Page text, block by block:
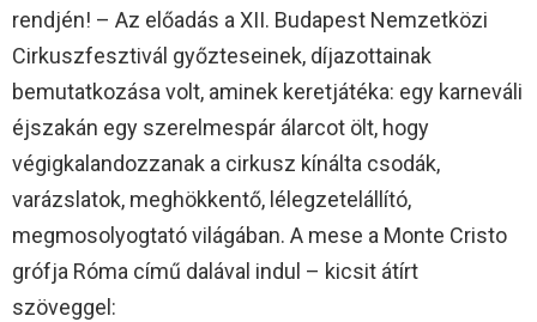
rendjén! – Az előadás a XII. Budapest Nemzetközi
Cirkuszfesztivál győzteseinek, díjazottainak
bemutatkozása volt, aminek keretjátéka: egy karneváli
éjszakán egy szerelmespár álarcot ölt, hogy
végigkalandozzanak a cirkusz kínálta csodák,
varázslatok, meghökkentő, lélegzetelállító,
megmosolyogtató világában. A mese a Monte Cristo
grófja Róma című dalával indul – kicsit átírt
szöveggel: